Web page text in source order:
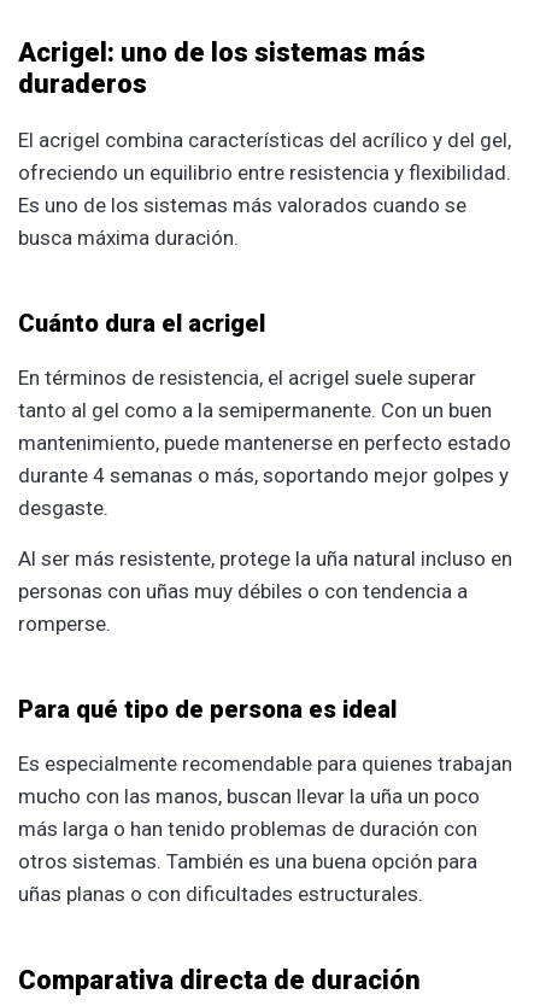
Acrigel: uno de los sistemas más
duraderos
El acrigel combina características del acrílico y del gel,
ofreciendo un equilibrio entre resistencia y flexibilidad.
Es uno de los sistemas más valorados cuando se
busca máxima duración.
Cuánto dura el acrigel
En términos de resistencia, el acrigel suele superar
tanto al gel como a la semipermanente. Con un buen
mantenimiento, puede mantenerse en perfecto estado
durante 4 semanas o más, soportando mejor golpes y
desgaste.
Al ser más resistente, protege la uña natural incluso en
personas con uñas muy débiles o con tendencia a
romperse.
Para qué tipo de persona es ideal
Es especialmente recomendable para quienes trabajan
mucho con las manos, buscan llevar la uña un poco
más larga o han tenido problemas de duración con
otros sistemas. También es una buena opción para
uñas planas o con dificultades estructurales.
Comparativa directa de duración